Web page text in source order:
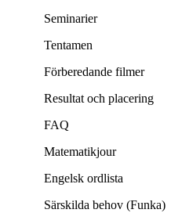
Seminarier
Tentamen
Förberedande filmer
Resultat och placering
FAQ
Matematikjour
Engelsk ordlista
Särskilda behov (Funka)